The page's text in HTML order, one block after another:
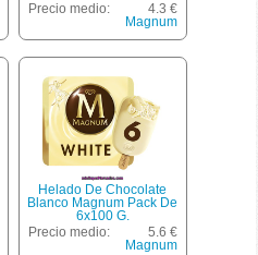
Precio medio:
4.3 €
Magnum
Helado De Chocolate
Blanco Magnum Pack De
6x100 G.
Precio medio:
5.6 €
Magnum